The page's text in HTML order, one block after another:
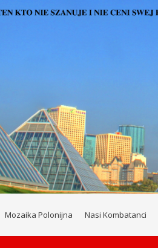
Mozaika Polonijna Nasi Kombatanci